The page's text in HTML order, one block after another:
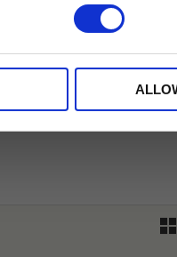
Rabatten fungerar endast
med andra erbjudanden.